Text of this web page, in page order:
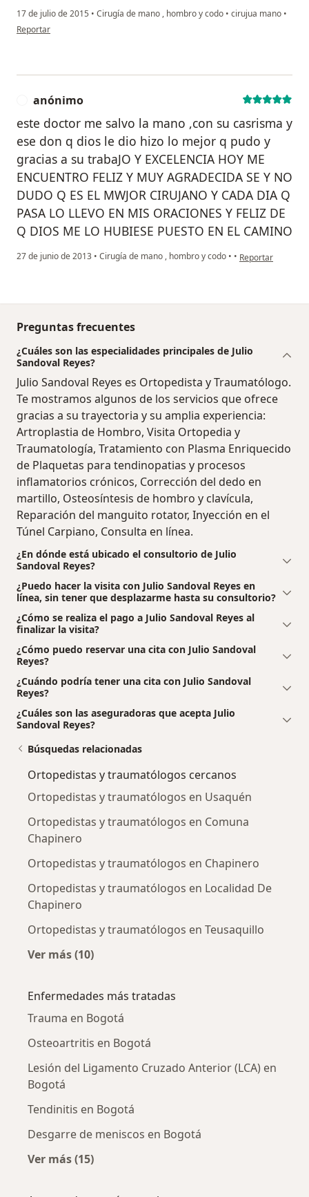
17 de julio de 2015 • Cirugía de mano , hombro y codo • cirujua mano •
en opinión del usuario paciente anónimo
Reportar
anónimo
este doctor me salvo la mano ,con su casrisma y
ese don q dios le dio hizo lo mejor q pudo y
gracias a su trabaJO Y EXCELENCIA HOY ME
ENCUENTRO FELIZ Y MUY AGRADECIDA SE Y NO
DUDO Q ES EL MWJOR CIRUJANO Y CADA DIA Q
PASA LO LLEVO EN MIS ORACIONES Y FELIZ DE
Q DIOS ME LO HUBIESE PUESTO EN EL CAMINO
27 de junio de 2013 • Cirugía de mano , hombro y codo • • en opinión del
Reportar
Preguntas frecuentes
¿Cuáles son las especialidades principales de Julio
Sandoval Reyes?
Julio Sandoval Reyes es Ortopedista y Traumatólogo.
Te mostramos algunos de los servicios que ofrece
gracias a su trayectoria y su amplia experiencia:
Artroplastia de Hombro, Visita Ortopedia y
Traumatología, Tratamiento con Plasma Enriquecido
de Plaquetas para tendinopatias y procesos
inflamatorios crónicos, Corrección del dedo en
martillo, Osteosíntesis de hombro y clavícula,
Reparación del manguito rotator, Inyección en el
Túnel Carpiano, Consulta en línea.
¿En dónde está ubicado el consultorio de Julio
Sandoval Reyes?
¿Puedo hacer la visita con Julio Sandoval Reyes en
línea, sin tener que desplazarme hasta su consultorio?
¿Cómo se realiza el pago a Julio Sandoval Reyes al
finalizar la visita?
¿Cómo puedo reservar una cita con Julio Sandoval
Reyes?
¿Cuándo podría tener una cita con Julio Sandoval
Reyes?
¿Cuáles son las aseguradoras que acepta Julio
Sandoval Reyes?
Búsquedas relacionadas
Ortopedistas y traumatólogos cercanos
Ortopedistas y traumatólogos en Usaquén
Ortopedistas y traumatólogos en Comuna
Chapinero
Ortopedistas y traumatólogos en Chapinero
Ortopedistas y traumatólogos en Localidad De
Chapinero
Ortopedistas y traumatólogos en Teusaquillo
Ver más (10)
Enfermedades más tratadas
Trauma en Bogotá
Osteoartritis en Bogotá
Lesión del Ligamento Cruzado Anterior (LCA) en
Bogotá
Tendinitis en Bogotá
Desgarre de meniscos en Bogotá
Ver más (15)